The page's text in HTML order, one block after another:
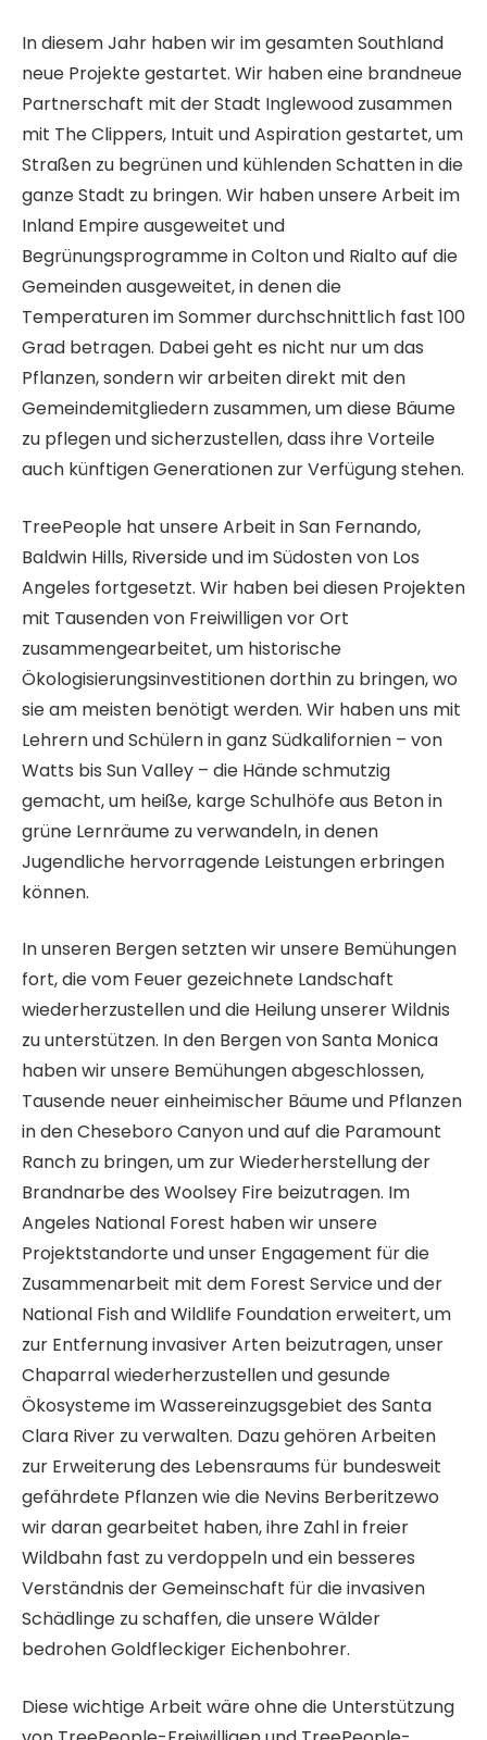
In diesem Jahr haben wir im gesamten Southland
neue Projekte gestartet. Wir haben eine brandneue
Partnerschaft mit der Stadt Inglewood zusammen
mit The Clippers, Intuit und Aspiration gestartet, um
Straßen zu begrünen und kühlenden Schatten in die
ganze Stadt zu bringen. Wir haben unsere Arbeit im
Inland Empire ausgeweitet und
Begrünungsprogramme in Colton und Rialto auf die
Gemeinden ausgeweitet, in denen die
Temperaturen im Sommer durchschnittlich fast 100
Grad betragen. Dabei geht es nicht nur um das
Pflanzen, sondern wir arbeiten direkt mit den
Gemeindemitgliedern zusammen, um diese Bäume
zu pflegen und sicherzustellen, dass ihre Vorteile
auch künftigen Generationen zur Verfügung stehen.
TreePeople hat unsere Arbeit in San Fernando,
Baldwin Hills, Riverside und im Südosten von Los
Angeles fortgesetzt. Wir haben bei diesen Projekten
mit Tausenden von Freiwilligen vor Ort
zusammengearbeitet, um historische
Ökologisierungsinvestitionen dorthin zu bringen, wo
sie am meisten benötigt werden. Wir haben uns mit
Lehrern und Schülern in ganz Südkalifornien – von
Watts bis Sun Valley – die Hände schmutzig
gemacht, um heiße, karge Schulhöfe aus Beton in
grüne Lernräume zu verwandeln, in denen
Jugendliche hervorragende Leistungen erbringen
können.
In unseren Bergen setzten wir unsere Bemühungen
fort, die vom Feuer gezeichnete Landschaft
wiederherzustellen und die Heilung unserer Wildnis
zu unterstützen. In den Bergen von Santa Monica
haben wir unsere Bemühungen abgeschlossen,
Tausende neuer einheimischer Bäume und Pflanzen
in den Cheseboro Canyon und auf die Paramount
Ranch zu bringen, um zur Wiederherstellung der
Brandnarbe des Woolsey Fire beizutragen. Im
Angeles National Forest haben wir unsere
Projektstandorte und unser Engagement für die
Zusammenarbeit mit dem Forest Service und der
National Fish and Wildlife Foundation erweitert, um
zur Entfernung invasiver Arten beizutragen, unser
Chaparral wiederherzustellen und gesunde
Ökosysteme im Wassereinzugsgebiet des Santa
Clara River zu verwalten. Dazu gehören Arbeiten
zur Erweiterung des Lebensraums für bundesweit
gefährdete Pflanzen wie die Nevins Berberitzewo
wir daran gearbeitet haben, ihre Zahl in freier
Wildbahn fast zu verdoppeln und ein besseres
Verständnis der Gemeinschaft für die invasiven
Schädlinge zu schaffen, die unsere Wälder
bedrohen Goldfleckiger Eichenbohrer.
Diese wichtige Arbeit wäre ohne die Unterstützung